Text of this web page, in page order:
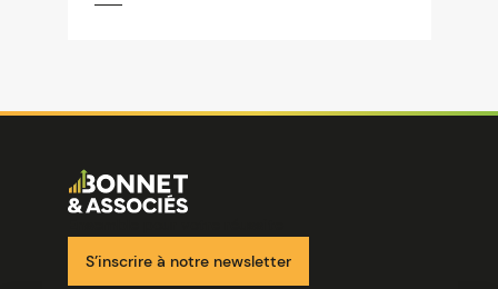
Image
S’inscrire à notre newsletter